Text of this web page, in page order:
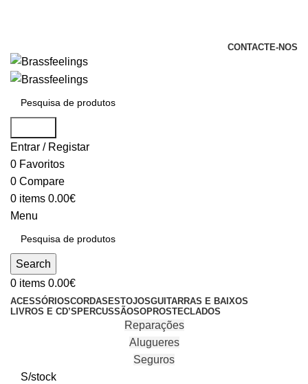
CONTACTE-NOS
Entrar / Registar
0 Favoritos
0 Compare
0 items 0.00€
Menu
Search
0 items 0.00€
ACESSÓRIOSCORDAS ESTOJOSGUITARRAS E BAIXOS
LIVROS E CD’S PERCUSSÃOSOPROSTECLADOS
Reparações
Alugueres
Seguros
S/stock